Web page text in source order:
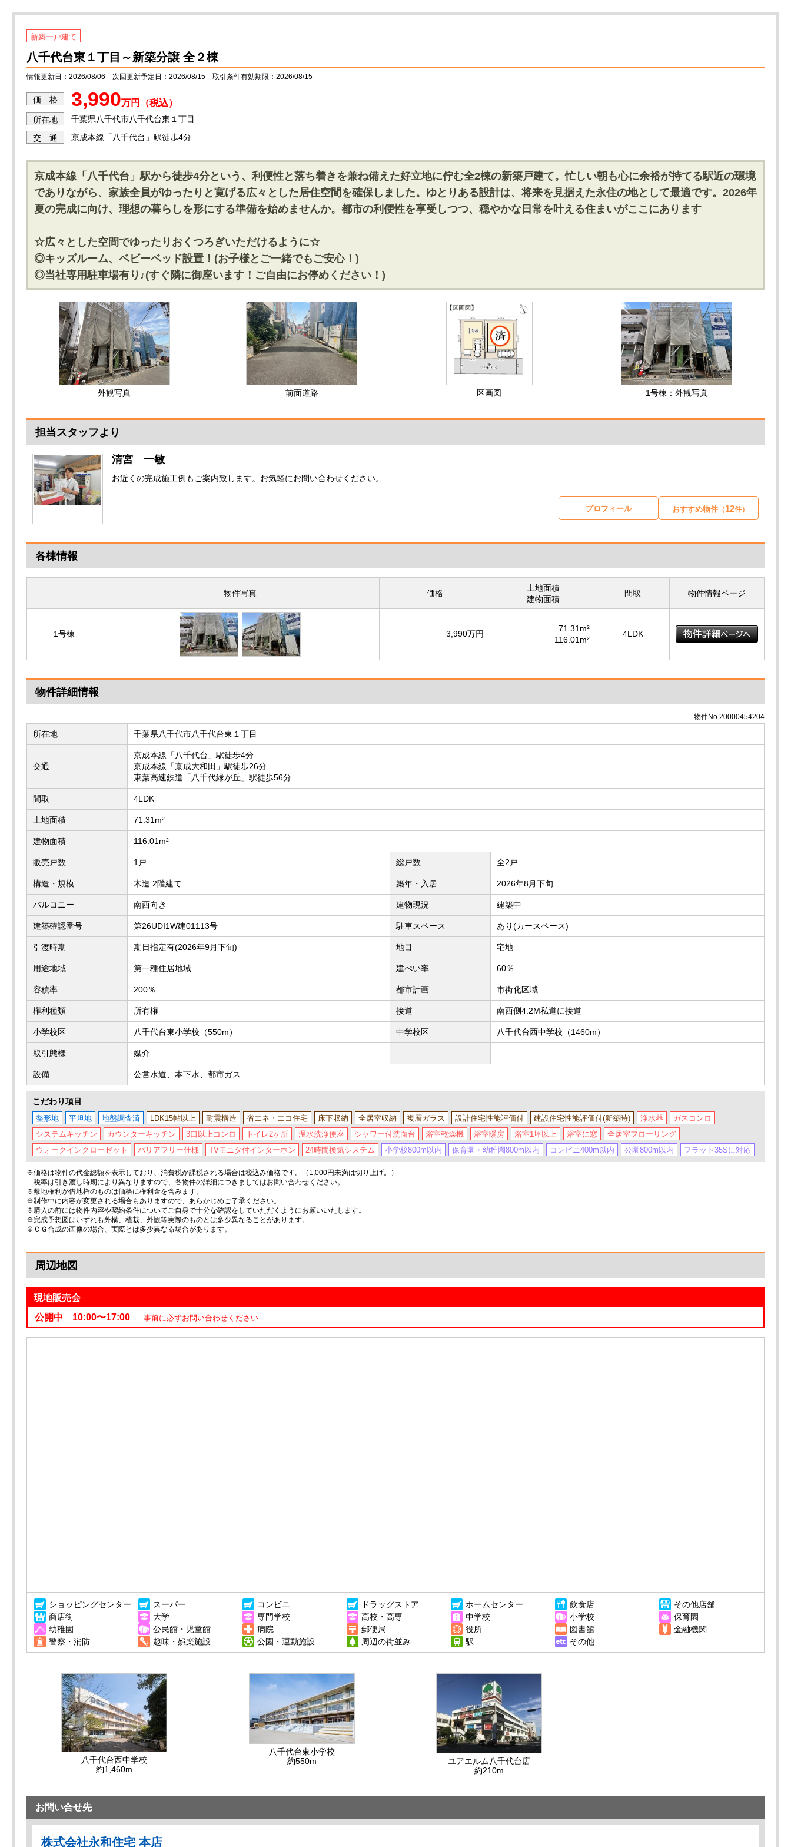
新築一戸建て
八千代台東１丁目～新築分譲 全２棟
情報更新日：2026/08/06 次回更新予定日：2026/08/15 取引条件有効期限：2026/08/15
価 格 3,990万円（税込）
所在地 千葉県八千代市八千代台東１丁目
交 通 京成本線「八千代台」駅徒歩4分
京成本線「八千代台」駅から徒歩4分という、利便性と落ち着きを兼ね備えた好立地に佇む全2棟の新築戸建て。忙しい朝も心に余裕が持てる駅近の環境
でありながら、家族全員がゆったりと寛げる広々とした居住空間を確保しました。ゆとりある設計は、将来を見据えた永住の地として最適です。2026年
夏の完成に向け、理想の暮らしを形にする準備を始めませんか。都市の利便性を享受しつつ、穏やかな日常を叶える住まいがここにあります
☆広々とした空間でゆったりおくつろぎいただけるように☆
◎キッズルーム、ベビーベッド設置！(お子様とご一緒でもご安心！)
◎当社専用駐車場有り♪(すぐ隣に御座います！ご自由にお停めください！)
外観写真 前面道路 区画図 1号棟：外観写真
担当スタッフより
清宮 一敏
お近くの完成施工例もご案内致します。お気軽にお問い合わせください。
プロフィール おすすめ物件 （12件）
各棟情報
物件写真 価格
土地面積
建物面積
間取 物件情報ページ
1号棟 3,990万円
71.31m²
116.01m²
4LDK
物件詳細情報
物件No.20000454204
所在地 千葉県八千代市八千代台東１丁目
交通
京成本線「八千代台」駅徒歩4分
京成本線「京成大和田」駅徒歩26分
東葉高速鉄道「八千代緑が丘」駅徒歩56分
間取 4LDK
土地面積 71.31m²
建物面積 116.01m²
販売戸数 1戸 総戸数 全2戸
構造・規模 木造 2階建て 築年・入居 2026年8月下旬
バルコニー 南西向き 建物現況 建築中
建築確認番号 第26UDI1W建01113号 駐車スペース あり(カースペース)
引渡時期 期日指定有(2026年9月下旬) 地目 宅地
用途地域 第一種住居地域 建ぺい率 60％
容積率 200％ 都市計画 市街化区域
権利種類 所有権 接道 南西側4.2M私道に接道
小学校区 八千代台東小学校（550m） 中学校区 八千代台西中学校（1460m）
取引態様 媒介
設備 公営水道、本下水、都市ガス
こだわり項目
整形地 平坦地 地盤調査済 LDK15帖以上 耐震構造 省エネ・エコ住宅 床下収納 全居室収納 複層ガラス 設計住宅性能評価付 建設住宅性能評価付(新築時) 浄水器
ガスコンロ
システムキッチン
カウンターキッチン 3口以上コンロ トイレ2ヶ所 温水洗浄便座 シャワー付洗面台 浴室乾燥機 浴室暖房 浴室1坪以上 浴室に窓
全居室フローリング
ウォークインクローゼット
バリアフリー仕様 TVモニタ付インターホン 24時間換気システム 小学校800m以内 保育園・幼稚園800m以内 コンビニ400m以内 公園800m以内 フラット35Sに対応
※価格は物件の代金総額を表示しており、消費税が課税される場合は税込み価格です。（1,000円未満は切り上げ。）
税率は引き渡し時期により異なりますので、各物件の詳細につきましてはお問い合わせください。
※敷地権利が借地権のものは価格に権利金を含みます。
※制作中に内容が変更される場合もありますので、あらかじめご了承ください。
※購入の前には物件内容や契約条件についてご自身で十分な確認をしていただくようにお願いいたします。
※完成予想図はいずれも外構、植栽、外観等実際のものとは多少異なることがあります。
※ＣＧ合成の画像の場合、実際とは多少異なる場合があります。
周辺地図
現地販売会
公開中 10:00〜17:00
事前に必ずお問い合わせください
ショッピングセンター スーパー コンビニ ドラッグストア ホームセンター 飲食店
その他店舗
商店街
大学 専門学校 高校・高専 中学校 小学校
保育園
幼稚園
公民館・児童館 病院 郵便局 役所 図書館
金融機関
警察・消防
趣味・娯楽施設 公園・運動施設 周辺の街並み 駅 その他
八千代台西中学校
約1,460m
八千代台東小学校
約550m
ユアエルム八千代台店
約210m
お問い合せ先
株式会社永和住宅 本店